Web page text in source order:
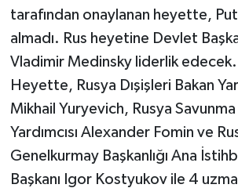
tarafından onaylanan heyette,
almadı. Rus heyetine Devlet
Vladimir Medinsky liderlik edecek.
Heyette, Rusya Dışişleri Bakan
Mikhail Yuryevich, Rusya Savunma
Yardımcısı Alexander Fomin ve
Genelkurmay Başkanlığı Ana
Başkanı Igor Kostyukov ile 4